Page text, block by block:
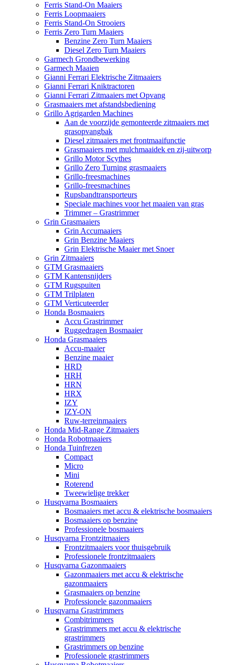
Ferris Stand-On Maaiers
Ferris Loopmaaiers
Ferris Stand-On Strooiers
Ferris Zero Turn Maaiers
Benzine Zero Turn Maaiers
Diesel Zero Turn Maaiers
Garmech Grondbewerking
Garmech Maaien
Gianni Ferrari Elektrische Zitmaaiers
Gianni Ferrari Kniktractoren
Gianni Ferrari Zitmaaiers met Opvang
Grasmaaiers met afstandsbediening
Grillo Agrigarden Machines
Aan de voorzijde gemonteerde zitmaaiers met
grasopvangbak
Diesel zitmaaiers met frontmaaifunctie
Grasmaaiers met mulchmaaidek en zij-uitworp
Grillo Motor Scythes
Grillo Zero Turning grasmaaiers
Grillo-freesmachines
Grillo-freesmachines
Rupsbandtransporteurs
Speciale machines voor het maaien van gras
Trimmer – Grastrimmer
Grin Grasmaaiers
Grin Accumaaiers
Grin Benzine Maaiers
Grin Elektrische Maaier met Snoer
Grin Zitmaaiers
GTM Grasmaaiers
GTM Kantensnijders
GTM Rugspuiten
GTM Trilplaten
GTM Verticuteerder
Honda Bosmaaiers
Accu Grastrimmer
Ruggedragen Bosmaaier
Honda Grasmaaiers
Accu-maaier
Benzine maaier
HRD
HRH
HRN
HRX
IZY
IZY-ON
Ruw-terreinmaaiers
Honda Mid-Range Zitmaaiers
Honda Robotmaaiers
Honda Tuinfrezen
Compact
Micro
Mini
Roterend
Tweewielige trekker
Husqvarna Bosmaaiers
Bosmaaiers met accu & elektrische bosmaaiers
Bosmaaiers op benzine
Professionele bosmaaiers
Husqvarna Frontzitmaaiers
Frontzitmaaiers voor thuisgebruik
Professionele frontzitmaaiers
Husqvarna Gazonmaaiers
Gazonmaaiers met accu & elektrische
gazonmaaiers
Grasmaaiers op benzine
Professionele gazonmaaiers
Husqvarna Grastrimmers
Combitrimmers
Grastrimmers met accu & elektrische
grastrimmers
Grastrimmers op benzine
Professionele grastrimmers